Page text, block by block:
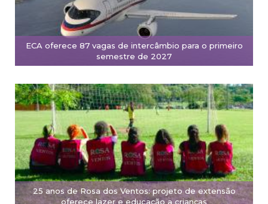
ECA oferece 87 vagas de intercâmbio para o primeiro
semestre de 2027
25 anos de Rosa dos Ventos: projeto de extensão
oferece lazer e educação a crianças